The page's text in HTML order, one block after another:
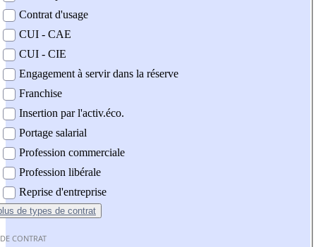
Contrat d'usage
CUI - CAE
CUI - CIE
Engagement à servir dans la réserve
Franchise
Insertion par l'activ.éco.
Portage salarial
Profession commerciale
Profession libérale
Reprise d'entreprise
de types de contrat
CONTRAT